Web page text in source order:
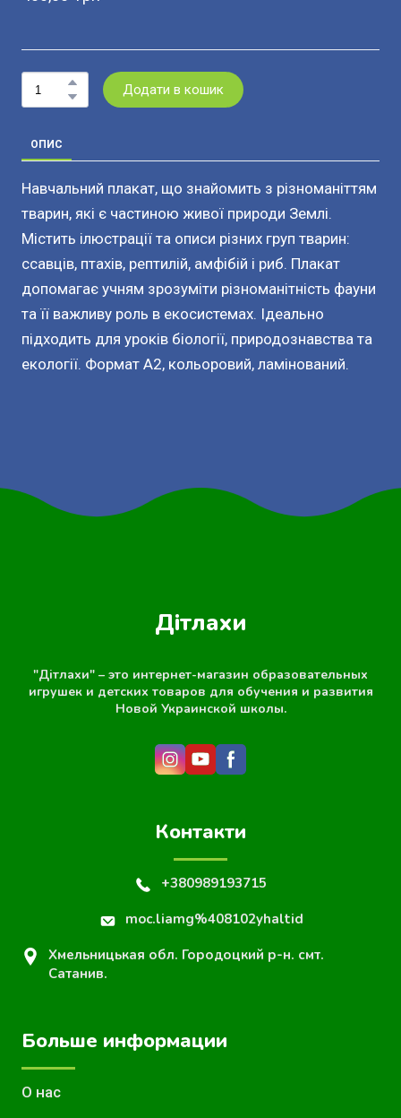
Додати в кошик
ОПИС
Навчальний плакат, що знайомить з різноманіттям
тварин, які є частиною живої природи Землі.
Містить ілюстрації та описи різних груп тварин:
ссавців, птахів, рептилій, амфібій і риб. Плакат
допомагає учням зрозуміти різноманітність фауни
та її важливу роль в екосистемах. Ідеально
підходить для уроків біології, природознавства та
екології. Формат А2, кольоровий, ламінований.
Дітлахи
"Дітлахи" – это интернет-магазин образовательных
игрушек и детских товаров для обучения и развития
Новой Украинской школы.
Контакти
+380989193715
moc.liamg%408102yhaltid
Хмельницькая обл. Городоцкий р-н. смт.
Сатанив.
Больше информации
О нас